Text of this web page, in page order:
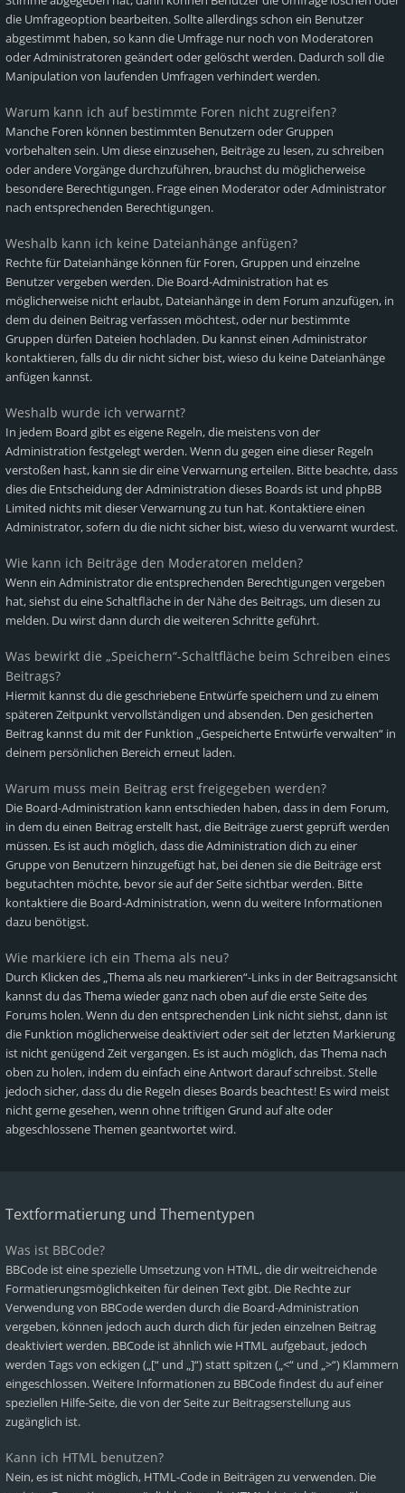
die Umfrageoption bearbeiten. Sollte allerdings schon ein Benutzer
abgestimmt haben, so kann die Umfrage nur noch von Moderatoren
oder Administratoren geändert oder gelöscht werden. Dadurch soll die
Manipulation von laufenden Umfragen verhindert werden.
Warum kann ich auf bestimmte Foren nicht zugreifen?
Manche Foren können bestimmten Benutzern oder Gruppen
vorbehalten sein. Um diese einzusehen, Beiträge zu lesen, zu schreiben
oder andere Vorgänge durchzuführen, brauchst du möglicherweise
besondere Berechtigungen. Frage einen Moderator oder Administrator
nach entsprechenden Berechtigungen.
Weshalb kann ich keine Dateianhänge anfügen?
Rechte für Dateianhänge können für Foren, Gruppen und einzelne
Benutzer vergeben werden. Die Board-Administration hat es
möglicherweise nicht erlaubt, Dateianhänge in dem Forum anzufügen, in
dem du deinen Beitrag verfassen möchtest, oder nur bestimmte
Gruppen dürfen Dateien hochladen. Du kannst einen Administrator
kontaktieren, falls du dir nicht sicher bist, wieso du keine Dateianhänge
anfügen kannst.
Weshalb wurde ich verwarnt?
In jedem Board gibt es eigene Regeln, die meistens von der
Administration festgelegt werden. Wenn du gegen eine dieser Regeln
verstoßen hast, kann sie dir eine Verwarnung erteilen. Bitte beachte, dass
dies die Entscheidung der Administration dieses Boards ist und phpBB
Limited nichts mit dieser Verwarnung zu tun hat. Kontaktiere einen
Administrator, sofern du die nicht sicher bist, wieso du verwarnt wurdest.
Wie kann ich Beiträge den Moderatoren melden?
Wenn ein Administrator die entsprechenden Berechtigungen vergeben
hat, siehst du eine Schaltfläche in der Nähe des Beitrags, um diesen zu
melden. Du wirst dann durch die weiteren Schritte geführt.
Was bewirkt die „Speichern“-Schaltfläche beim Schreiben eines
Beitrags?
Hiermit kannst du die geschriebene Entwürfe speichern und zu einem
späteren Zeitpunkt vervollständigen und absenden. Den gesicherten
Beitrag kannst du mit der Funktion „Gespeicherte Entwürfe verwalten“ in
deinem persönlichen Bereich erneut laden.
Warum muss mein Beitrag erst freigegeben werden?
Die Board-Administration kann entschieden haben, dass in dem Forum,
in dem du einen Beitrag erstellt hast, die Beiträge zuerst geprüft werden
müssen. Es ist auch möglich, dass die Administration dich zu einer
Gruppe von Benutzern hinzugefügt hat, bei denen sie die Beiträge erst
begutachten möchte, bevor sie auf der Seite sichtbar werden. Bitte
kontaktiere die Board-Administration, wenn du weitere Informationen
dazu benötigst.
Wie markiere ich ein Thema als neu?
Durch Klicken des „Thema als neu markieren“-Links in der Beitragsansicht
kannst du das Thema wieder ganz nach oben auf die erste Seite des
Forums holen. Wenn du den entsprechenden Link nicht siehst, dann ist
die Funktion möglicherweise deaktiviert oder seit der letzten Markierung
ist nicht genügend Zeit vergangen. Es ist auch möglich, das Thema nach
oben zu holen, indem du einfach eine Antwort darauf schreibst. Stelle
jedoch sicher, dass du die Regeln dieses Boards beachtest! Es wird meist
nicht gerne gesehen, wenn ohne triftigen Grund auf alte oder
abgeschlossene Themen geantwortet wird.
Textformatierung und Thementypen
Was ist BBCode?
BBCode ist eine spezielle Umsetzung von HTML, die dir weitreichende
Formatierungsmöglichkeiten für deinen Text gibt. Die Rechte zur
Verwendung von BBCode werden durch die Board-Administration
vergeben, können jedoch auch durch dich für jeden einzelnen Beitrag
deaktiviert werden. BBCode ist ähnlich wie HTML aufgebaut, jedoch
werden Tags von eckigen („[“ und „]“) statt spitzen („<“ und „>“) Klammern
eingeschlossen. Weitere Informationen zu BBCode findest du auf einer
speziellen Hilfe-Seite, die von der Seite zur Beitragserstellung aus
zugänglich ist.
Kann ich HTML benutzen?
Nein, es ist nicht möglich, HTML-Code in Beiträgen zu verwenden. Die